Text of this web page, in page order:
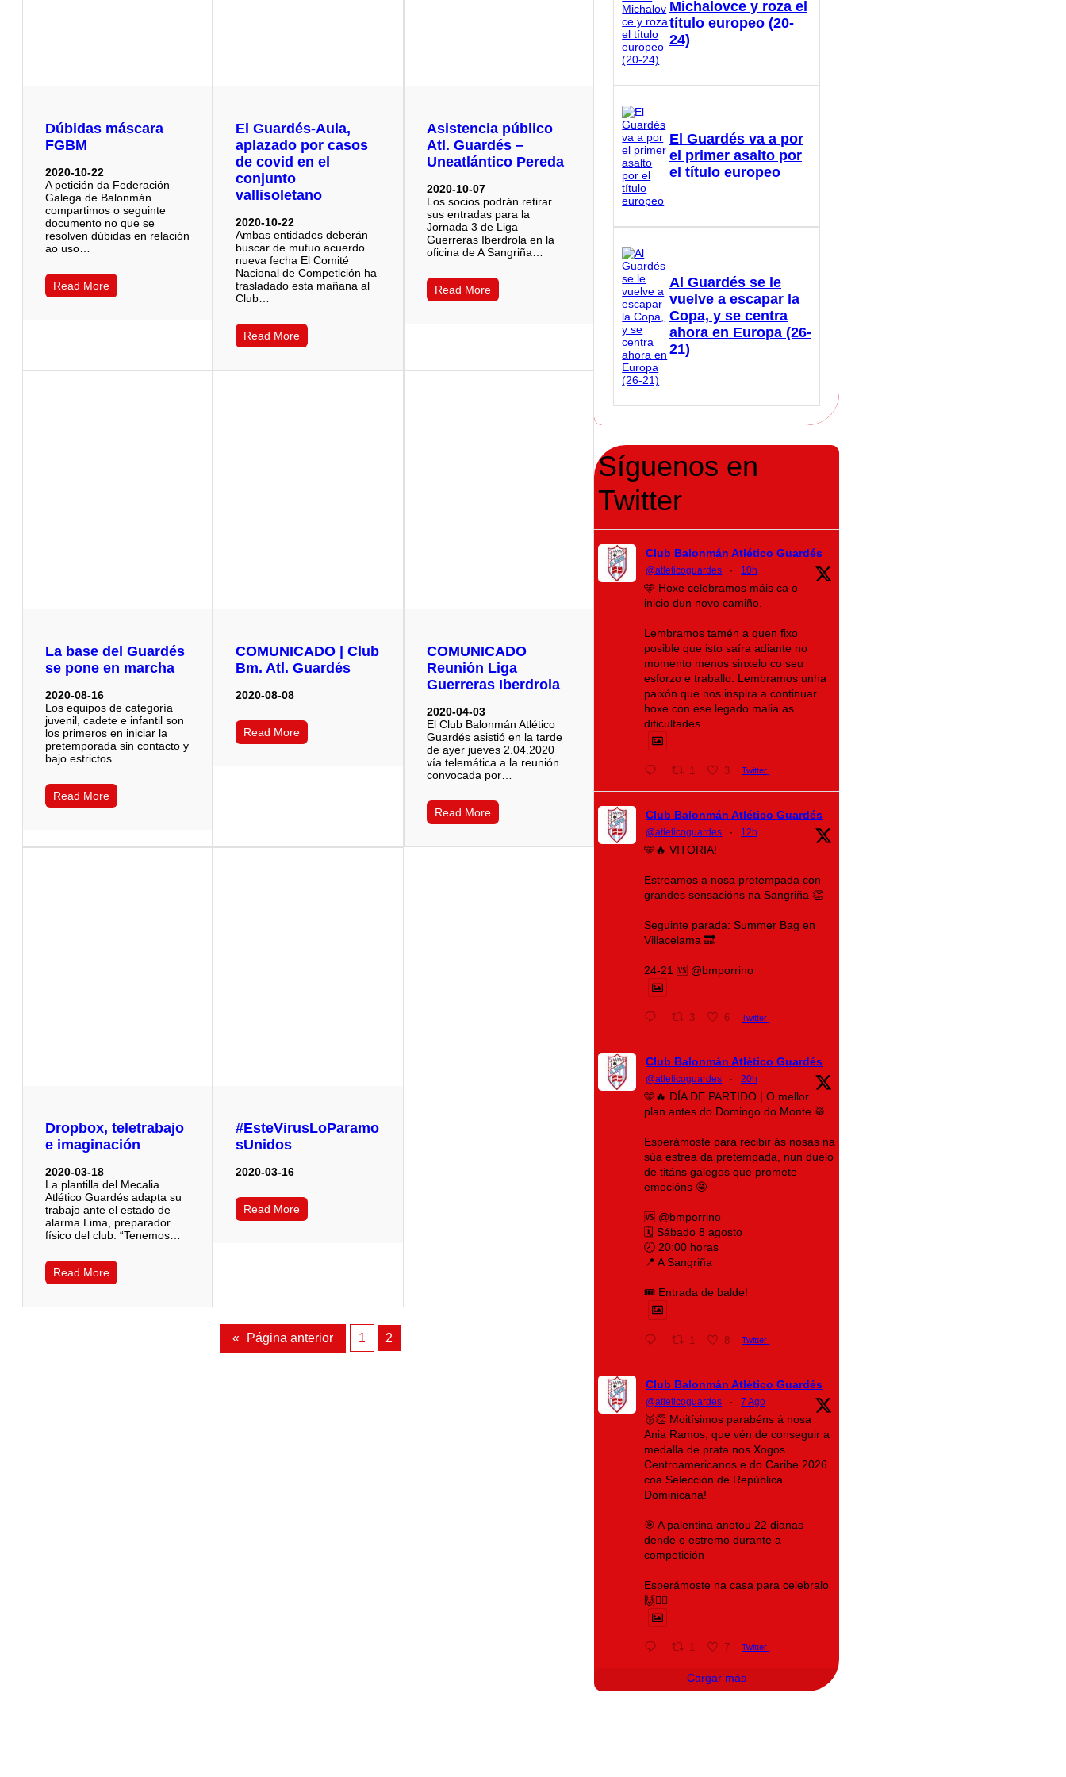
Dúbidas máscara
FGBM
2020-10-22
A petición da Federación
Galega de Balonmán
compartimos o seguinte
documento no que se
resolven dúbidas en relación
ao uso…
Read More
El Guardés-Aula,
aplazado por casos
de covid en el
conjunto
vallisoletano
2020-10-22
Ambas entidades deberán
buscar de mutuo acuerdo
nueva fecha El Comité
Nacional de Competición ha
trasladado esta mañana al
Club…
Read More
Asistencia público
Atl. Guardés –
Uneatlántico Pereda
2020-10-07
Los socios podrán retirar
sus entradas para la
Jornada 3 de Liga
Guerreras Iberdrola en la
oficina de A Sangriña…
Read More
La base del Guardés
se pone en marcha
2020-08-16
Los equipos de categoría
juvenil, cadete e infantil son
los primeros en iniciar la
pretemporada sin contacto y
bajo estrictos…
Read More
COMUNICADO | Club
Bm. Atl. Guardés
2020-08-08
Read More
COMUNICADO
Reunión Liga
Guerreras Iberdrola
2020-04-03
El Club Balonmán Atlético
Guardés asistió en la tarde
de ayer jueves 2.04.2020
vía telemática a la reunión
convocada por…
Read More
Dropbox, teletrabajo
e imaginación
2020-03-18
La plantilla del Mecalia
Atlético Guardés adapta su
trabajo ante el estado de
alarma Lima, preparador
físico del club: “Tenemos…
Read More
#EsteVirusLoParamo
sUnidos
2020-03-16
Read More
« Página anterior 1 2
Michalovce y roza el
título europeo (20-
24)
El Guardés va a por
el primer asalto por
el título europeo
Al Guardés se le
vuelve a escapar la
Copa, y se centra
ahora en Europa (26-
21)
Síguenos en
Twitter
Club Balonmán Atlético Guardés
@atleticoguardes · 10h
🩵 Hoxe celebramos máis ca o
inicio dun novo camiño.
Lembramos tamén a quen fixo
posible que isto saíra adiante no
momento menos sinxelo co seu
esforzo e traballo. Lembramos unha
paixón que nos inspira a continuar
hoxe con ese legado malia as
dificultades.
1 3 Twitter
Club Balonmán Atlético Guardés
@atleticoguardes · 12h
🩵🔥 VITORIA!
Estreamos a nosa pretempada con
grandes sensacións na Sangriña 👏
Seguinte parada: Summer Bag en
Villacelama 🔜
24-21 🆚 @bmporrino
3 6 Twitter
Club Balonmán Atlético Guardés
@atleticoguardes · 20h
🩵🔥 DÍA DE PARTIDO | O mellor
plan antes do Domingo do Monte 🥁
Esperámoste para recibir ás nosas na
súa estrea da pretempada, nun duelo
de titáns galegos que promete
emocións 🤩
🆚 @bmporrino
🗓️ Sábado 8 agosto
🕗 20:00 horas
📍 A Sangriña
🎟️ Entrada de balde!
1 8 Twitter
Club Balonmán Atlético Guardés
@atleticoguardes · 7 Ago
🥈👏 Moitísimos parabéns á nosa
Ania Ramos, que vén de conseguir a
medalla de prata nos Xogos
Centroamericanos e do Caribe 2026
coa Selección de República
Dominicana!
🎯 A palentina anotou 22 dianas
dende o estremo durante a
competición
Esperámoste na casa para celebralo
🙌❤️‍🔥
1 7 Twitter
Cargar más